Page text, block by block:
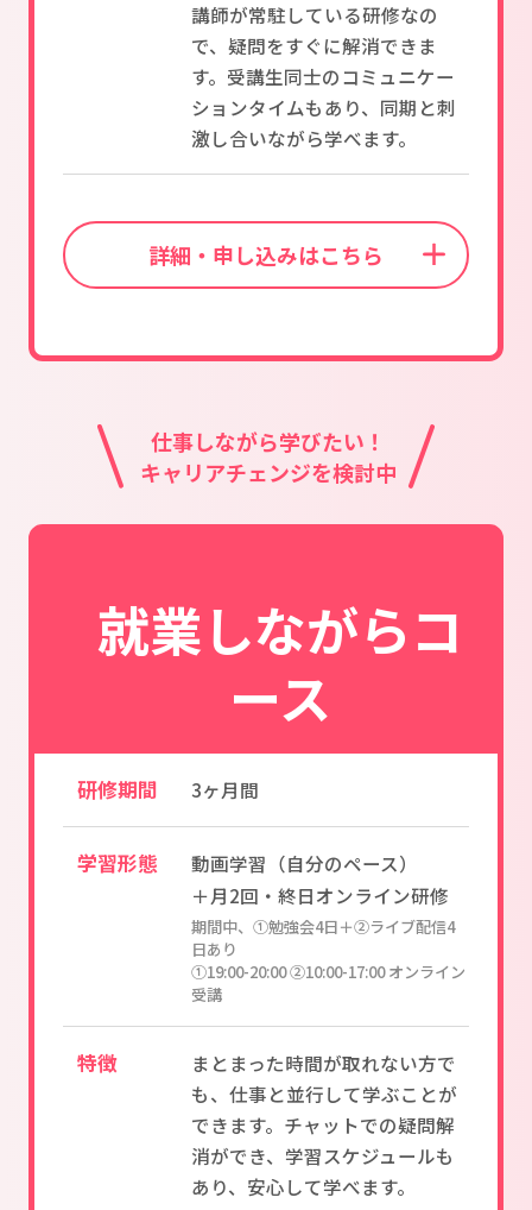
講師が常駐している研修なの
で、疑問をすぐに解消できま
す。受講生同士のコミュニケー
ションタイムもあり、同期と刺
激し合いながら学べます。
詳細・申し込みはこちら
仕事しながら学びたい！
キャリアチェンジを検討中
就業しながらコ
ース
研修期間 3ヶ月間
学習形態
動画学習（自分のペース）
＋月2回・終日オンライン研修
期間中、①勉強会4日＋②ライブ配信4
日あり
➀19:00-20:00 ②10:00-17:00 オンライン
受講
特徴
まとまった時間が取れない方で
も、仕事と並行して学ぶことが
できます。チャットでの疑問解
消ができ、学習スケジュールも
あり、安心して学べます。